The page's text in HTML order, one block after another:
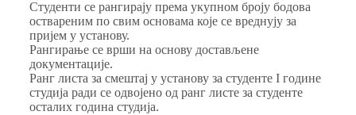
Студенти се рангирају према укупном броју бодова
оствареним по свим основама које се вреднују за
пријем у установу.
Рангирање се врши на основу достављене
документације.
Ранг листа за смештај у установу за студенте I године
студија ради се одвојено од ранг листе за студенте
осталих година студија.